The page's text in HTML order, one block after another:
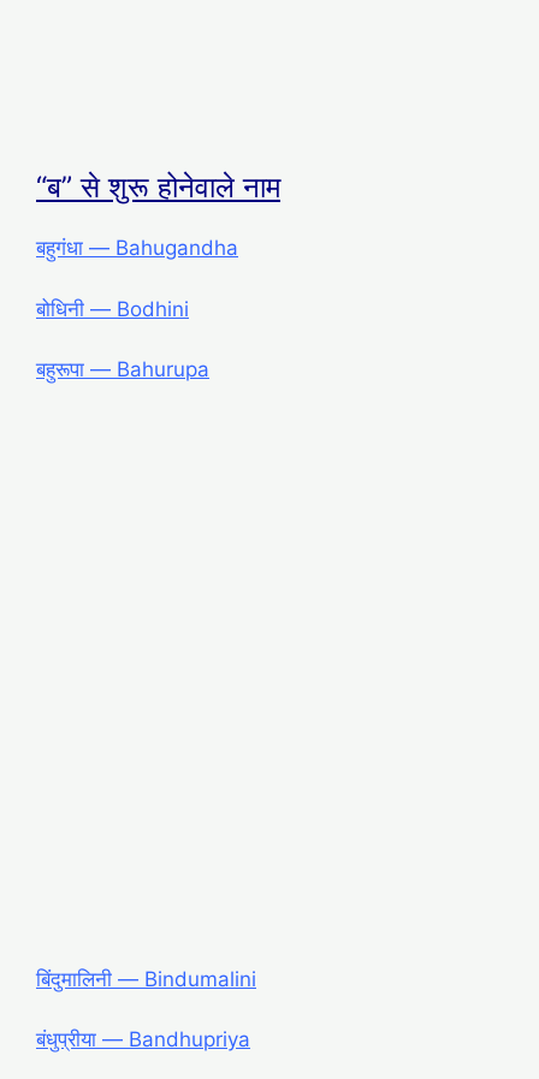
“ब” से शुरू होनेवाले नाम
बहुगंधा ― Bahugandha
बोधिनी ― Bodhini
बहुरूपा ― Bahurupa
बिंदुमालिनी ― Bindumalini
बंधुप्रीया ― Bandhupriya